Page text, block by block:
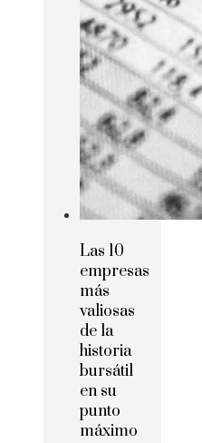
Las 10
empresas
más
valiosas
de la
historia
bursátil
en su
punto
máximo